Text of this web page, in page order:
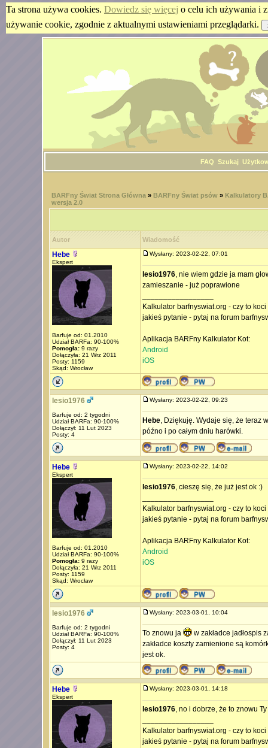
Ta strona używa cookies. Dowiedz się więcej o celu ich używania i
używanie cookie, zgodnie z aktualnymi ustawieniami przeglądarki.
FAQ Szukaj
BARFny Świat Strona Główna» BARFny Świat psów» Kalkulatory
wersja 2.0
Autor Wiadomość
Hebe
Ekspert
Barfuje od: 01.2010
Udział BARFa: 90-100%
Pomogła:9 razy
Dołączyła: 21 Wrz 2011
Posty: 1159
Skąd: Wrocław
Wysłany: 2023-02-22, 07:01
lesio1976, nie wiem gdzie ja mam
zamieszanie - już poprawione
Kalkulator barfnyswiat.org - czy to
jakieś pytanie - pytaj na forum
Aplikacja BARFny Kalkulator Kot:
Android
iOS
lesio1976
Barfuje od: 2 tygodni
Udział BARFa: 90-100%
Dołączył: 11 Lut 2023
Posty: 4
Wysłany: 2023-02-22, 09:23
Hebe, Dziękuję. Wydaje się, że teraz
późno i po całym dniu harówki.
Hebe
Ekspert
Barfuje od: 01.2010
Udział BARFa: 90-100%
Pomogła:9 razy
Dołączyła: 21 Wrz 2011
Posty: 1159
Skąd: Wrocław
Wysłany: 2023-02-22, 14:02
lesio1976, cieszę się, że już jest ok :)
Kalkulator barfnyswiat.org - czy to
jakieś pytanie - pytaj na forum
Aplikacja BARFny Kalkulator Kot:
Android
iOS
lesio1976
Barfuje od: 2 tygodni
Udział BARFa: 90-100%
Dołączył: 11 Lut 2023
Posty: 4
Wysłany: 2023-03-01, 10:04
To znowu ja
w zakładce jadłospis
zakładce koszty zamienione są
jest ok.
Hebe
Ekspert
Wysłany: 2023-03-01, 14:18
lesio1976, no i dobrze, że to znowu Ty
Kalkulator barfnyswiat.org - czy to
jakieś pytanie - pytaj na forum